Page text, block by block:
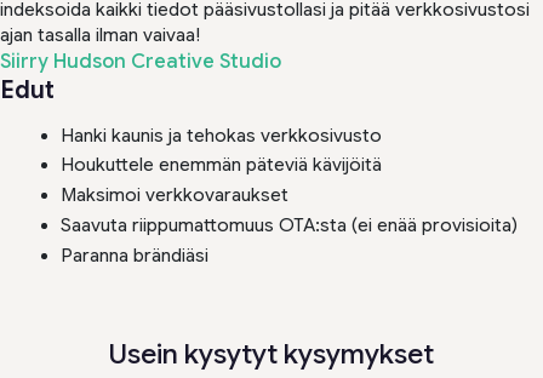
indeksoida kaikki tiedot pääsivustollasi ja pitää verkkosivustosi
ajan tasalla ilman vaivaa!
Siirry Hudson Creative Studio
Edut
Hanki kaunis ja tehokas verkkosivusto
Houkuttele enemmän päteviä kävijöitä
Maksimoi verkkovaraukset
Saavuta riippumattomuus OTA:sta (ei enää provisioita)
Paranna brändiäsi
Usein kysytyt kysymykset